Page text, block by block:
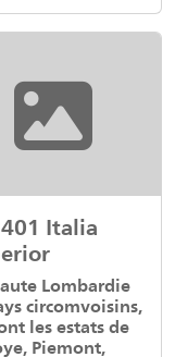
Italia
Lombardie
circomvoisins,
les estats de
Piemont,